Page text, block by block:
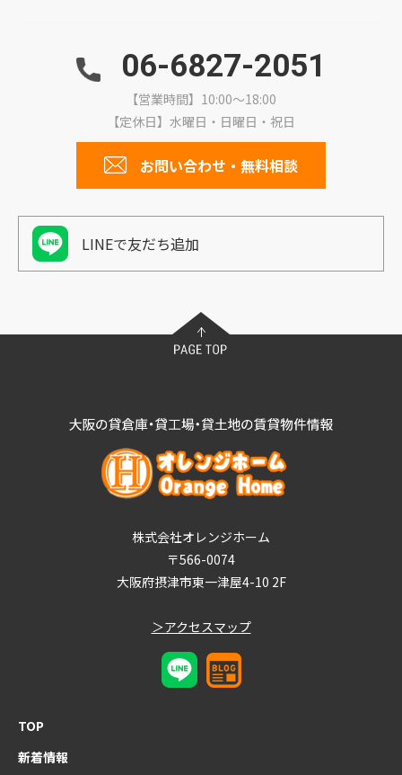
06-6827-2051
【営業時間】10:00～18:00
【定休日】水曜日・日曜日・祝日
お問い合わせ・無料相談
LINEで友だち追加
株式会社オレンジホーム
〒566-0074
大阪府摂津市東一津屋4-10 2F
＞アクセスマップ
TOP
新着情報